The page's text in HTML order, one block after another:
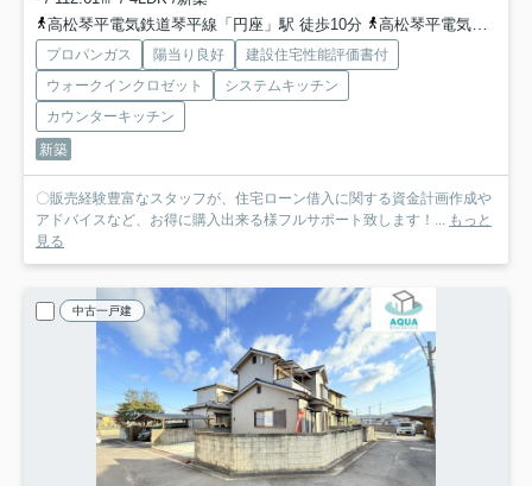
高松琴平電気鉄道琴平線「円座」駅 徒歩10分
高松琴平電気鉄道琴平線「一宮」駅 徒歩30分
プロパンガス 陽当り良好
建設住宅性能評価書付
ウォークインクロゼット
システムキッチン
カウンターキッチン
新築
〇販売経験豊富なスタッフが、住宅ローン借入に関する資金計画作成や
アドバイスなど、お得に購入出来る様フルサポート致します！...
もっと
見る
中古一戸建